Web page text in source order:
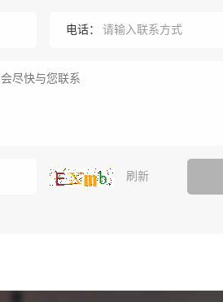
电话：
刷新